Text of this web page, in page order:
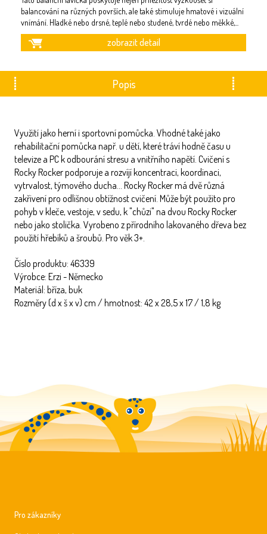
balancování na různých površích, ale také stimuluje hmatové i vizuální
vnímání. Hladké nebo drsné, teplé nebo studené, tvrdé nebo měkké,
zobrazit detail
Popis
Využití jako herní i sportovní pomůcka. Vhodné také jako
rehabilitační pomůcka např. u dětí, které tráví hodně času u
televize a PC k odbourání stresu a vnitřního napětí. Cvičení s
Rocky Rocker podporuje a rozvíjí koncentraci, koordinaci,
vytrvalost, týmového ducha... Rocky Rocker má dvě různá
zakřivení pro odlišnou obtížnost cvičení. Může být použito pro
pohyb v kleče, vestoje, v sedu, k "chůzi" na dvou Rocky Rocker
nebo jako stolička. Vyrobeno z přírodního lakovaného dřeva bez
použití hřebíků a šroubů. Pro věk 3+.
Číslo produktu: 46339
Výrobce: Erzi - Německo
Materiál: bříza, buk
Rozměry (d x š x v) cm / hmotnost: 42 x 28,5 x 17 / 1,8 kg
Pro zákazníky